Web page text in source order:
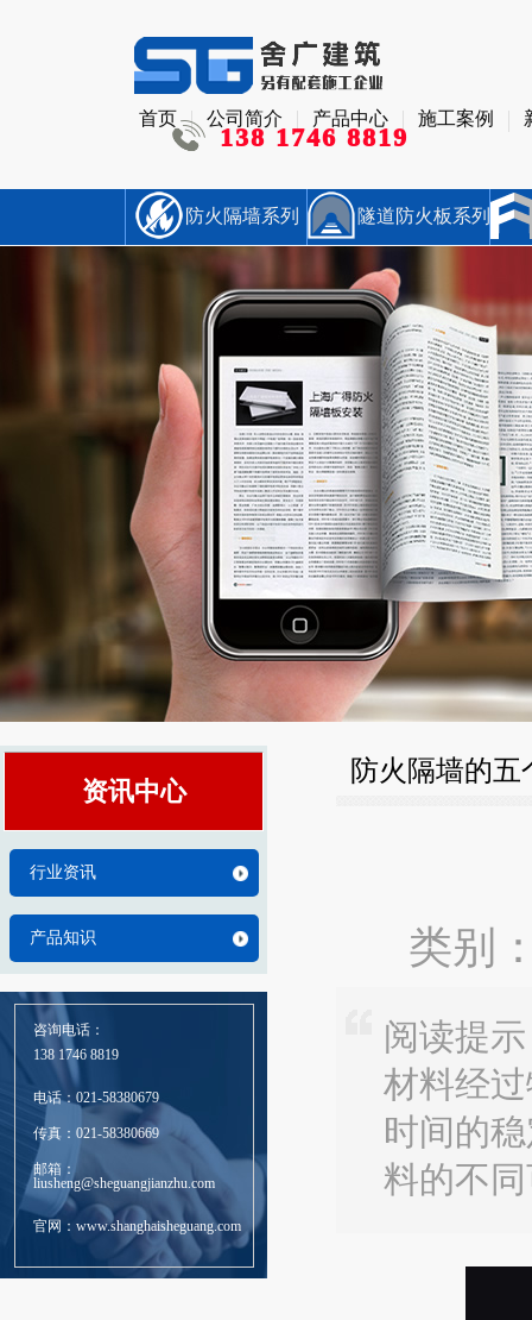
首页 公司简介 产品中心 施工案例
138 1746 8819
防火隔墙系列 隧道防火板系列
资讯中心
行业资讯
产品知识
咨询电话：
138 1746 8819
电话：021-58380679
传真：021-58380669
邮箱：
liusheng@sheguangjianzhu.com
官网：www.shanghaisheguang.com
防火隔墙的五
类别
阅读提
材料经
时间的
料的不